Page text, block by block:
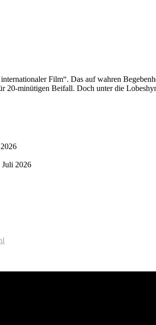
Film“. Das auf wahren
minütigen Beifall. Doch unter die
Juli 2026